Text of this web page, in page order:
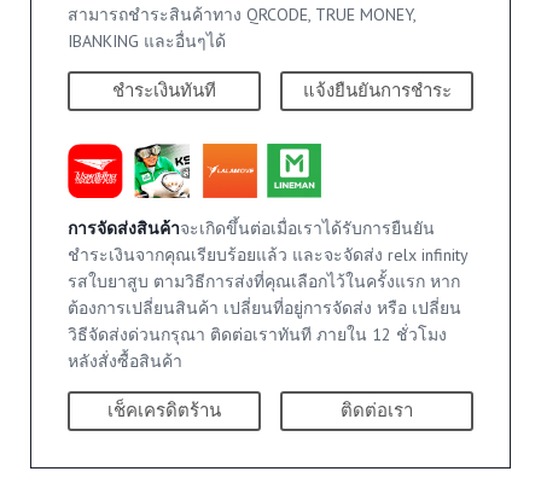
สามารถชำระสินค้าทาง QRCODE, TRUE MONEY,
IBANKING และอื่นๆได้
ชำระเงินทันที แจ้งยืนยันการชำระ
การจัดส่งสินค้าจะเกิดขึ้นต่อเมื่อเราได้รับการยืนยัน
ชำระเงินจากคุณเรียบร้อยแล้ว และจะจัดส่ง relx infinity
รสใบยาสูบ ตามวิธีการส่งที่คุณเลือกไว้ในครั้งแรก หาก
ต้องการเปลี่ยนสินค้า เปลี่ยนที่อยู่การจัดส่ง หรือ เปลี่ยน
วิธีจัดส่งด่วนกรุณา ติดต่อเราทันที ภายใน 12 ชั่วโมง
หลังสั่งซื้อสินค้า
เช็คเครดิตร้าน ติดต่อเรา